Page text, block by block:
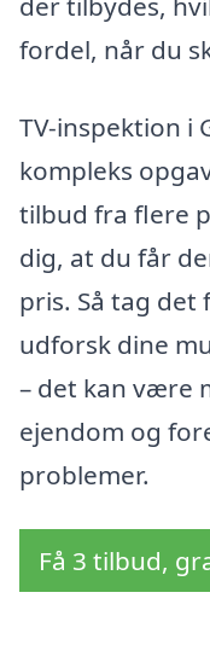
fordel, når du
TV-inspektion i
kompleks
tilbud fra flere
dig, at du får
pris. Så tag det
udforsk dine
– det kan være
ejendom og
problemer.
Få 3 tilbud,